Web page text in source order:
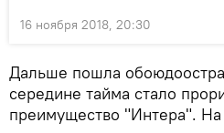
16 ноября 2018, 20:30
Дальше пошла
середине тайма стало
преимущество "Интера". На